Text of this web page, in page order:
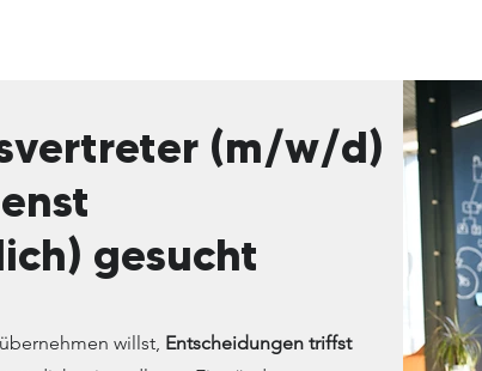
(m/w/d)
gesucht
willst, Entscheidungen triffst